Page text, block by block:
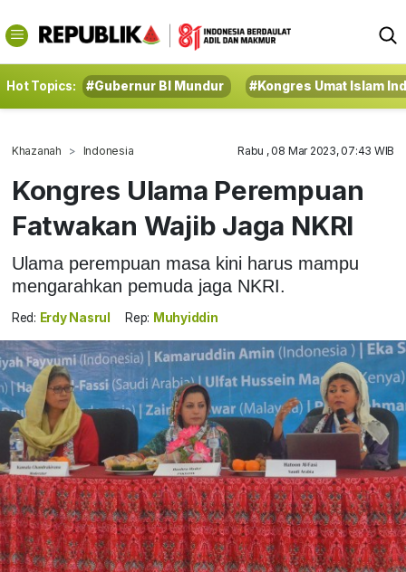
Hot Topics: #Gubernur BI Mundur #Kongres Umat Islam
Khazanah Indonesia Rabu , 08 Mar 2023, 07:43 WIB
Kongres Ulama Perempuan
Fatwakan Wajib Jaga NKRI
Ulama perempuan masa kini harus mampu
mengarahkan pemuda jaga NKRI.
Red: Erdy Nasrul Rep: Muhyiddin